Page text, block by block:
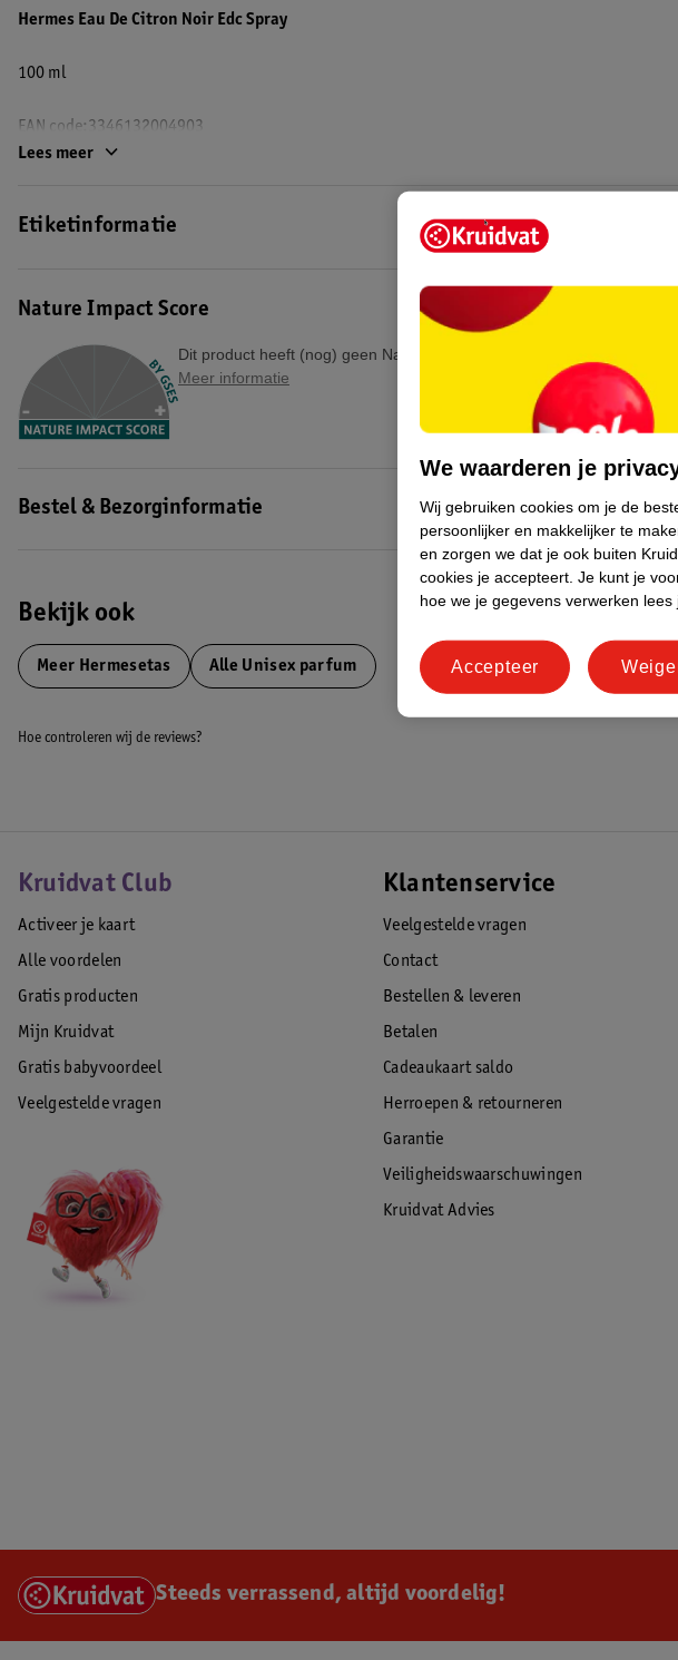
Hermes Eau De Citron Noir Edc Spray
100 ml
EAN code:3346132004903
Lees meer
Etiketinformatie
Nature Impact Score
Dit product heeft (nog) geen Nature Impact Score.
Meer informatie
Bestel & Bezorginformatie
Bekijk ook
Meer Hermesetas Alle Unisex parfum
Hoe controleren wij de reviews?
Kruidvat Club
Activeer je kaart
Alle voordelen
Gratis producten
Mijn Kruidvat
Gratis babyvoordeel
Veelgestelde vragen
Klantenservice
Veelgestelde vragen
Contact
Bestellen & leveren
Betalen
Cadeaukaart saldo
Herroepen & retourneren
Garantie
Veiligheidswaarschuwingen
Kruidvat Advies
Steeds verrassend, altijd voordelig!
We waarderen je
Wij gebruiken cookies om je de
persoonlijker en makkelijker te
en zorgen we dat je ook buiten
cookies je accepteert. Je kunt je
hoe we je gegevens verwerken lees
Accepteer